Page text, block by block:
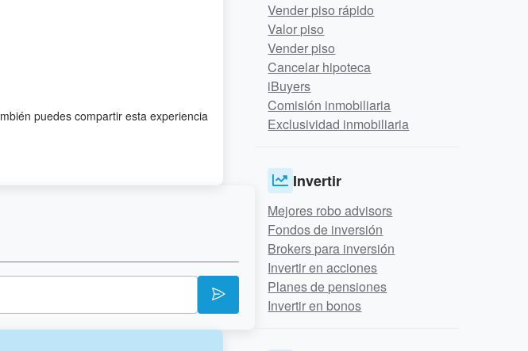
puedes compartir esta experiencia
Vender piso rápido
Valor piso
Vender piso
Cancelar hipoteca
iBuyers
Comisión inmobiliaria
Exclusividad inmobiliaria
Invertir
Mejores robo advisors
Fondos de inversión
Brokers para inversión
Invertir en acciones
Planes de pensiones
Invertir en bonos